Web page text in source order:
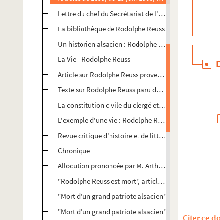
Lettre du chef du Secrétariat de l'Institut de France à
La bibliothèque de Rodolphe Reuss
Un historien alsacien : Rodolphe Reuss (suite et fin)
La Vie - Rodolphe Reuss
Article sur Rodolphe Reuss provenant du journal Le
Texte sur Rodolphe Reuss paru dans "L'Echo de Paris
La constitution civile du clergé et la Crise religieuse
L'exemple d'une vie : Rodolphe Reuss
Revue critique d'histoire et de littérature
Chronique
Allocution prononcée par M. Arthur Chuquet à
"Rodolphe Reuss est mort", article du Journal
"Mort d'un grand patriote alsacien"
"Mort d'un grand patriote alsacien"
Citer ce